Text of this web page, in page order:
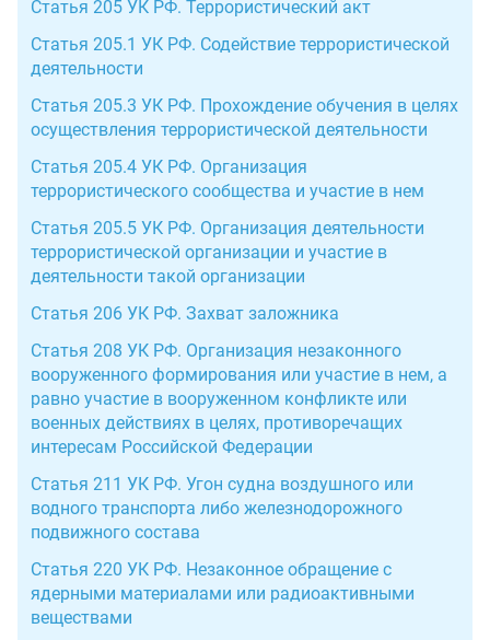
Статья 205 УК РФ. Террористический акт
Статья 205.1 УК РФ. Содействие террористической
деятельности
Статья 205.3 УК РФ. Прохождение обучения в целях
осуществления террористической деятельности
Статья 205.4 УК РФ. Организация
террористического сообщества и участие в нем
Статья 205.5 УК РФ. Организация деятельности
террористической организации и участие в
деятельности такой организации
Статья 206 УК РФ. Захват заложника
Статья 208 УК РФ. Организация незаконного
вооруженного формирования или участие в нем, а
равно участие в вооруженном конфликте или
военных действиях в целях, противоречащих
интересам Российской Федерации
Статья 211 УК РФ. Угон судна воздушного или
водного транспорта либо железнодорожного
подвижного состава
Статья 220 УК РФ. Незаконное обращение с
ядерными материалами или радиоактивными
веществами